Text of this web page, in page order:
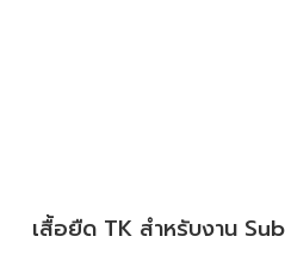
เสื้อยืด TK สำหรับงาน